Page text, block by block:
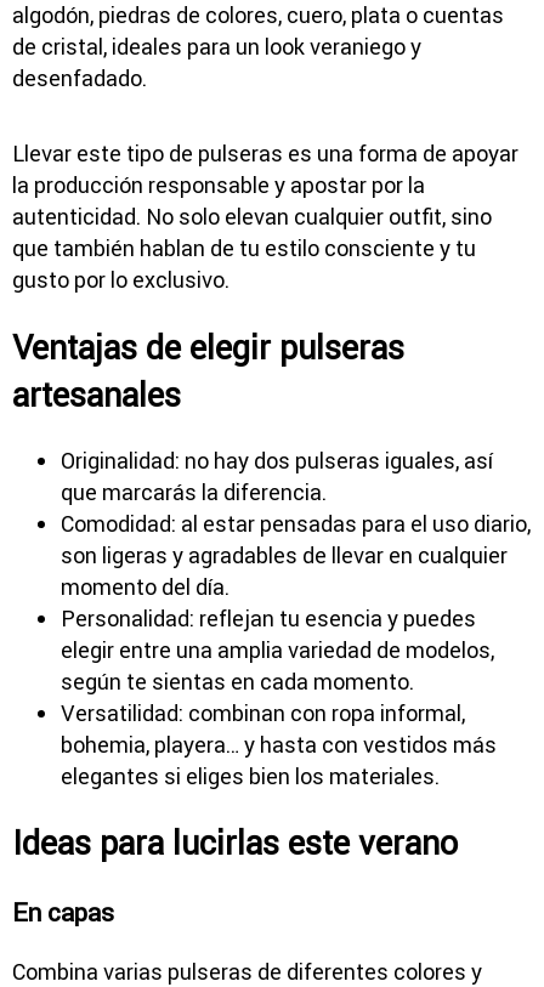
algodón, piedras de colores, cuero, plata o cuentas
de cristal, ideales para un look veraniego y
desenfadado.
Llevar este tipo de pulseras es una forma de apoyar
la producción responsable y apostar por la
autenticidad. No solo elevan cualquier outfit, sino
que también hablan de tu estilo consciente y tu
gusto por lo exclusivo.
Ventajas de elegir pulseras
artesanales
Originalidad: no hay dos pulseras iguales, así
que marcarás la diferencia.
Comodidad: al estar pensadas para el uso diario,
son ligeras y agradables de llevar en cualquier
momento del día.
Personalidad: reflejan tu esencia y puedes
elegir entre una amplia variedad de modelos,
según te sientas en cada momento.
Versatilidad: combinan con ropa informal,
bohemia, playera… y hasta con vestidos más
elegantes si eliges bien los materiales.
Ideas para lucirlas este verano
En capas
Combina varias pulseras de diferentes colores y